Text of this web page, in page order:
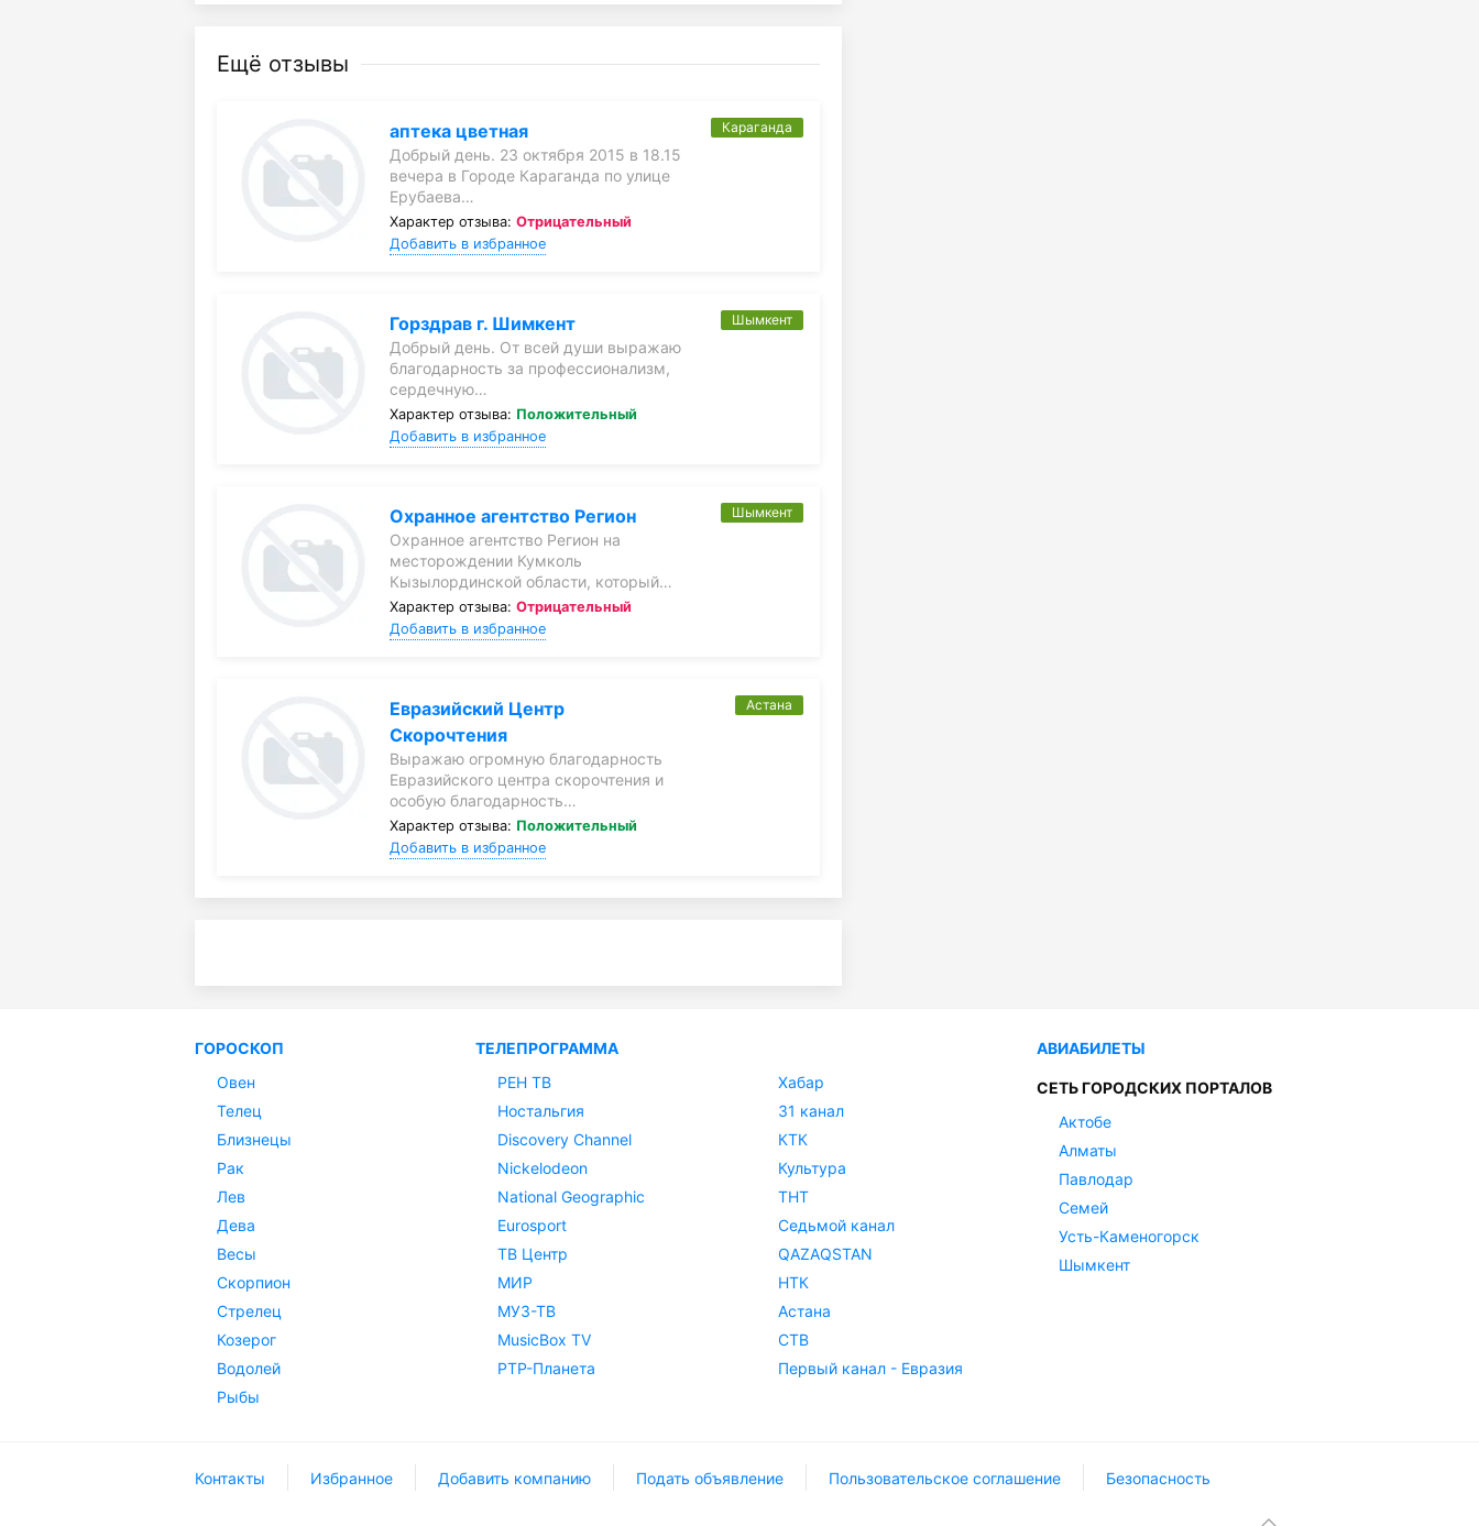
Ещё отзывы
аптека цветная
Добрый день. 23 октября 2015 в 18.15
вечера в Городе Караганда по улице
Ерубаева…
Характер отзыва:Отрицательный
Добавить в избранное
Караганда
Горздрав г. Шимкент
Добрый день. От всей души выражаю
благодарность за профессионализм,
сердечную…
Характер отзыва: Положительный
Добавить в избранное
Шымкент
Охранное агентство Регион
Охранное агентство Регион на
месторождении Кумколь
Кызылординской области, который…
Характер отзыва:Отрицательный
Добавить в избранное
Шымкент
Евразийский Центр
Скорочтения
Выражаю огромную благодарность
Евразийского центра скорочтения и
особую благодарность…
Характер отзыва: Положительный
Добавить в избранное
Астана
ГОРОСКОП
Овен
Телец
Близнецы
Рак
Лев
Дева
Весы
Скорпион
Стрелец
Козерог
Водолей
Рыбы
ТЕЛЕПРОГРАММА
РЕН ТВ
Ностальгия
Discovery Channel
Nickelodeon
National Geographic
Eurosport
ТВ Центр
МИР
МУЗ-ТВ
MusicBox TV
РТР-Планета
Хабар
31 канал
КТК
Культура
ТНТ
Седьмой канал
QAZAQSTAN
НТК
Астана
СТВ
Первый канал - Евразия
АВИАБИЛЕТЫ
СЕТЬ ГОРОДСКИХ ПОРТАЛОВ
Актобе
Алматы
Павлодар
Семей
Усть-Каменогорск
Шымкент
Контакты Избранное Добавить компанию Подать объявление Пользовательское соглашение Безопасность